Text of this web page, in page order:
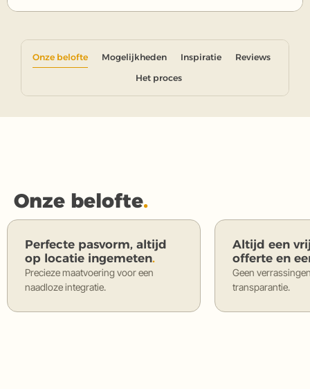
Onze belofte Mogelijkheden Inspiratie
Reviews
Het proces
Onze belofte.
Perfecte pasvorm, altijd
op locatie ingemeten.
Precieze maatvoering voor een
naadloze integratie.
Altijd een
offerte en
Geen
transparantie.